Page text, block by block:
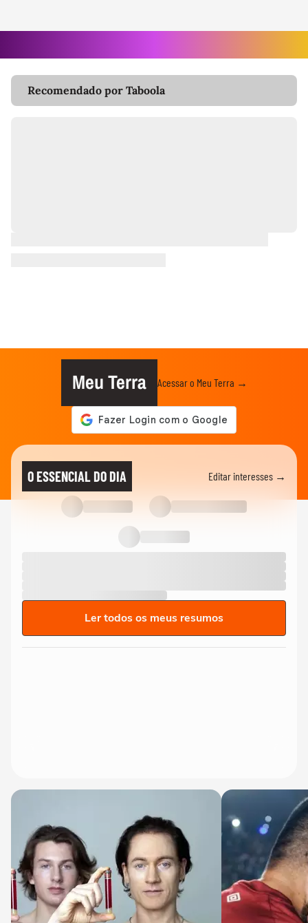
Recomendado por Taboola
Meu Terra Acessar o Meu Terra →
O ESSENCIAL DO DIA Editar interesses →
Ler todos os meus resumos